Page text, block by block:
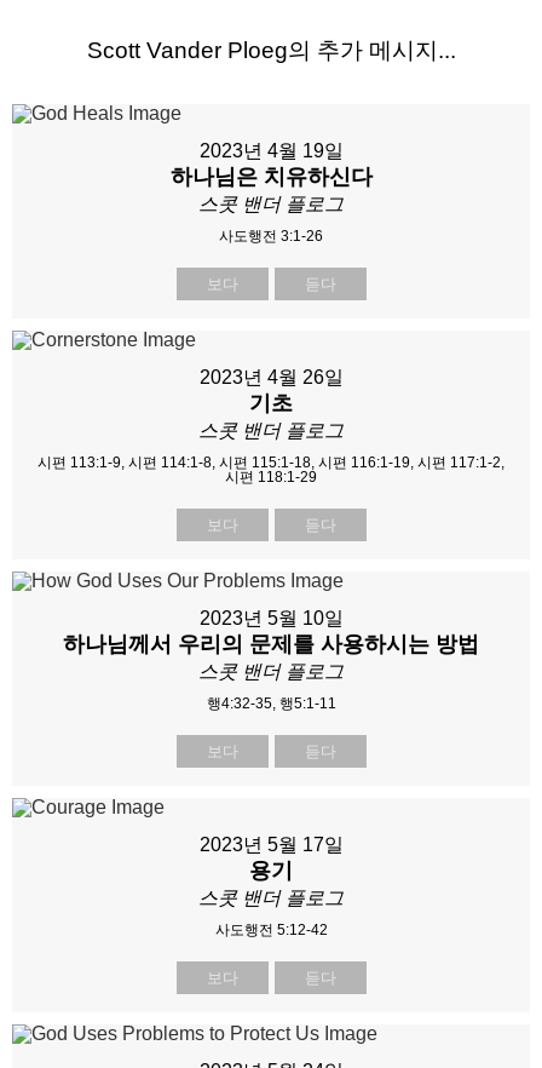
Scott Vander Ploeg의 추가 메시지...
2023년 4월 19일
하나님은 치유하신다
스콧 밴더 플로그
사도행전 3:1-26
보다 듣다
2023년 4월 26일
기초
스콧 밴더 플로그
시편 113:1-9, 시편 114:1-8, 시편 115:1-18, 시편 116:1-19, 시편 117:1-2,
시편 118:1-29
보다 듣다
2023년 5월 10일
하나님께서 우리의 문제를 사용하시는 방법
스콧 밴더 플로그
행4:32-35, 행5:1-11
보다 듣다
2023년 5월 17일
용기
스콧 밴더 플로그
사도행전 5:12-42
보다 듣다